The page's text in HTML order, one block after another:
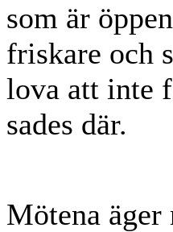
som är
friskare och
lova att inte
sades där.
Mötena